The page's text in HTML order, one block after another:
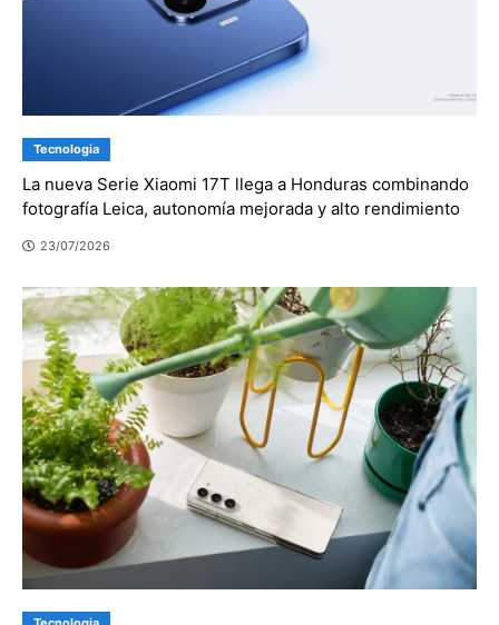
Tecnologia
La nueva Serie Xiaomi 17T llega a Honduras combinando
fotografía Leica, autonomía mejorada y alto rendimiento
23/07/2026